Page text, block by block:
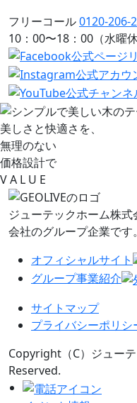
フリーコール0120-206-
10：00〜18：00（水曜休
美しさと快適さを、
無理のない
価格設計で
VA L U E
ジューテックホーム株式
会社のグループ企業です。
オフィシャルサイト
グループ事業紹介
サイトマップ
プライバシーポリシ
Copyright（C）ジュー
Reserved.